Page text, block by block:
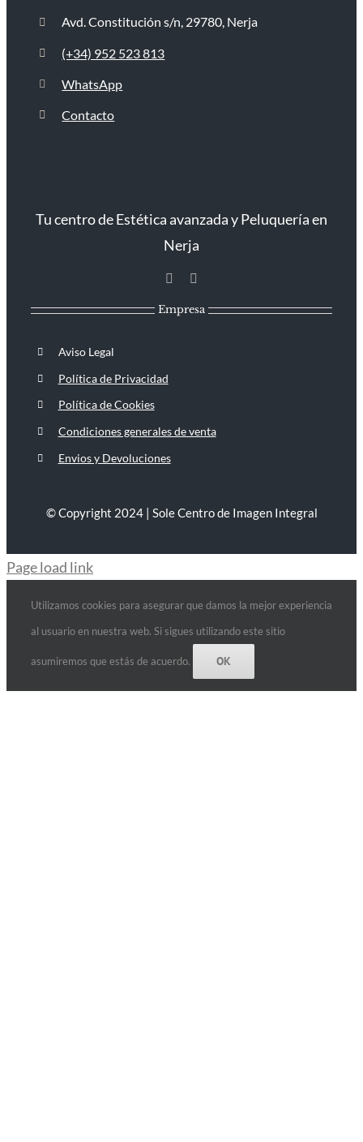
Avd. Constitución s/n, 29780, Nerja
(+34) 952 523 813
WhatsApp
Contacto
Tu centro de Estética avanzada y Peluquería en
Nerja
Empresa
Aviso Legal
Política de Privacidad
Política de Cookies
Condiciones generales de venta
Envios y Devoluciones
© Copyright 2024 | Sole Centro de Imagen Integral
Page load link
Utilizamos cookies para asegurar que damos la mejor experiencia
al usuario en nuestra web. Si sigues utilizando este sitio
asumiremos que estás de acuerdo. OK